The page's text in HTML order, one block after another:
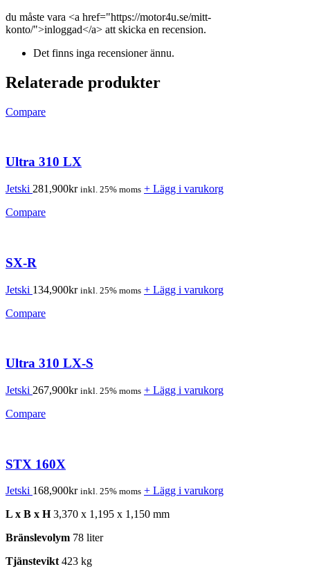
du måste vara <a href="https://motor4u.se/mitt-
konto/">inloggad</a> att skicka en recension.
Det finns inga recensioner ännu.
Relaterade produkter
Compare
Ultra 310 LX
Jetski 281,900kr inkl. 25% moms + Lägg i varukorg
Compare
SX-R
Jetski 134,900kr inkl. 25% moms + Lägg i varukorg
Compare
Ultra 310 LX-S
Jetski 267,900kr inkl. 25% moms + Lägg i varukorg
Compare
STX 160X
Jetski 168,900kr inkl. 25% moms + Lägg i varukorg
L x B x H3,370 x 1,195 x 1,150 mm
Bränslevolym 78 liter
Tjänstevikt 423 kg